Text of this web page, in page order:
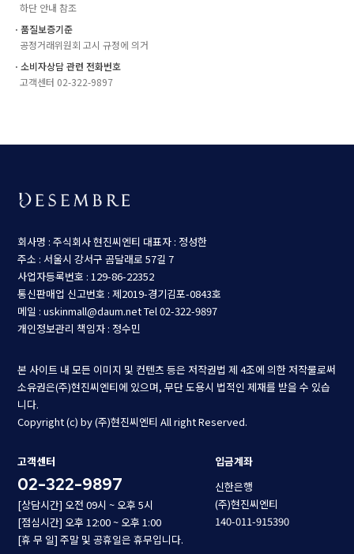
하단 안내 참조
ㆍ품질보증기준
공정거래위원회 고시 규정에 의거
ㆍ소비자상담 관련 전화번호
고객센터 02-322-9897
회사명 : 주식회사 현진씨엔티 대표자 : 정성한
주소 : 서울시 강서구 곰달래로 57길 7
사업자등록번호 : 129-86-22352
통신판매업 신고번호 : 제2019-경기김포-0843호
메일 : uskinmall@daum.netTel 02-322-9897
개인정보관리 책임자 : 정수민
본 사이트 내 모든 이미지 및 컨텐츠 등은 저작권법 제 4조에 의한 저작물로써
소유권은(주)현진씨엔티에 있으며, 무단 도용시 법적인 제재를 받을 수 있습
니다.
Copyright (c) by (주)현진씨엔티 All right Reserved.
고객센터
02-322-9897
[상담시간] 오전 09시 ~ 오후 5시
[점심시간] 오후 12:00 ~ 오후 1:00
[휴 무 일] 주말 및 공휴일은 휴무입니다.
입금계좌
신한은행
(주)현진씨엔티
140-011-915390